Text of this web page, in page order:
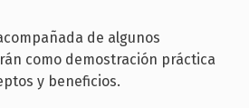
de algunos
como demostración práctica
y beneficios.